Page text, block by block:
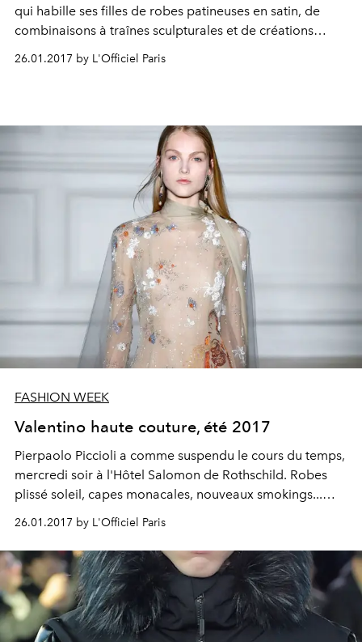
qui habille ses filles de robes patineuses en satin, de
combinaisons à traînes sculpturales et de créations
vaporeuses brodées de mosaïques. L'accessoirisation
évoque des Princesses plus vintage que bling, héritières
26.01.2017 by L'Officiel Paris
FASHION WEEK
Valentino haute couture, été 2017
Pierpaolo Piccioli a comme suspendu le cours du temps,
mercredi soir à l'Hôtel Salomon de Rothschild. Robes
plissé soleil, capes monacales, nouveaux smokings...
Tout, dans cette collection, coule comme un nectar aux
saveurs antiques, ponctué de broderies Art Déco et de
textures lamées. Il y a parfois du bon à faire cavalier
seul.
26.01.2017 by L'Officiel Paris